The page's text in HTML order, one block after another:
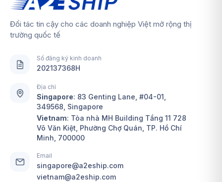
Đối tác tin cậy cho các doanh nghiệp Việt mở rộng thị
trường quốc tế
Số đăng ký kinh doanh
202137368H
Địa chỉ
Singapore: 83 Genting Lane, #04-01,
349568, Singapore
Vietnam: Tòa nhà MH Building Tầng 11 728
Võ Văn Kiệt, Phường Chợ Quán, TP. Hồ Chí
Minh, 700000
Email
singapore@a2eship.com
vietnam@a2eship.com